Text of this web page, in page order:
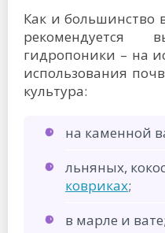
Как и большинство
рекомендуется
гидропоники – на
использования
культура:
на каменной
льняных,
ковриках;
в марле и вате;